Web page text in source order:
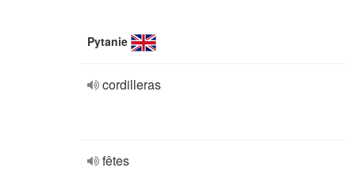
Pytanie
cordilleras
fêtes